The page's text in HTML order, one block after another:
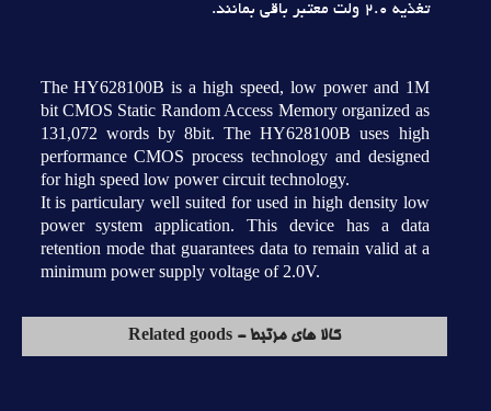
تغذيه 2.0 ولت معتبر باقي بمانند.
The HY628100B is a high speed, low power and 1M
bit CMOS Static Random Access Memory organized as
131,072 words by 8bit. The HY628100B uses high
performance CMOS process technology and designed
for high speed low power circuit technology.
It is particulary well suited for used in high density low
power system application. This device has a data
retention mode that guarantees data to remain valid at a
minimum power supply voltage of 2.0V.
کالا های مرتبط - Related goods